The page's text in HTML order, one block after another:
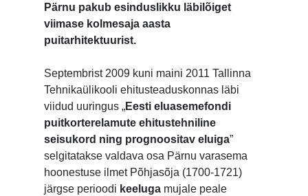
Pärnu pakub esinduslikku läbilõiget
viimase kolmesaja aasta
puitarhitektuurist.
Septembrist 2009 kuni maini 2011 Tallinna
Tehnikaülikooli ehitusteaduskonnas läbi
viidud uuringus „Eesti eluasemefondi
puitkorterelamute ehitustehniline
seisukord ning prognoositav eluiga”
selgitatakse valdava osa Pärnu varasema
hoonestuse ilmet Põhjasõja (1700-1721)
järgse perioodi keeluga mujale peale